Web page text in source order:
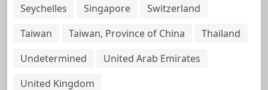
Seychelles
Singapore
Switzerland
Taiwan
Taiwan, Province of China
Thailand
Undetermined
United Arab Emirates
United Kingdom